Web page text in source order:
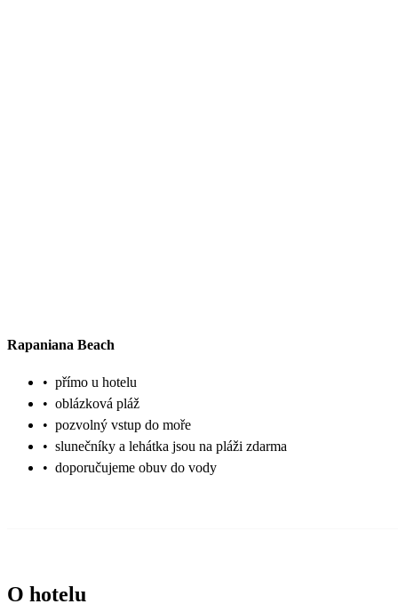
Rapaniana Beach
• přímo u hotelu
• oblázková pláž
• pozvolný vstup do moře
• slunečníky a lehátka jsou na pláži zdarma
• doporučujeme obuv do vody
O hotelu